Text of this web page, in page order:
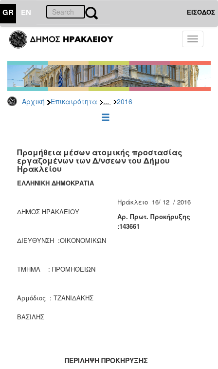
GR EN ΕΙΣΟΔΟΣ
Toggle
Αρχική Επικαιρότητα ... 2016
ΕΠΙΚΑΙΡΟΤΗΤΑ
-
Δημοπρασίες
Αρχείο
2026
2022
Προμήθεια μέσων ατομικής προστασίας
εργαζομένων των Δ/νσεων του Δήμου
Ηρακλείου
ΕΛΛΗΝΙΚΗ ΔΗΜΟΚΡΑΤΙΑ
ΔΗΜΟΣ ΗΡΑΚΛΕΙΟΥ
ΔΙΕΥΘΥΝΣΗ :ΟΙΚΟΝΟΜΙΚΩΝ
ΤΜΗΜΑ : ΠΡΟΜΗΘΕΙΩΝ
Αρμόδιος : ΤΖΑΝΙΔΑΚΗΣ
ΒΑΣΙΛΗΣ
Ηράκλειο 16/ 12 / 2016
Aρ. Πρωτ. Προκήρυξης
:143661
ΠΕΡΙΛΗΨΗ ΠΡΟΚΗΡΥΞΗΣ